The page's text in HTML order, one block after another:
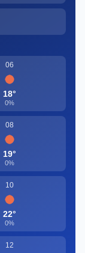
06
18°
0%
08
19°
0%
10
22°
0%
12